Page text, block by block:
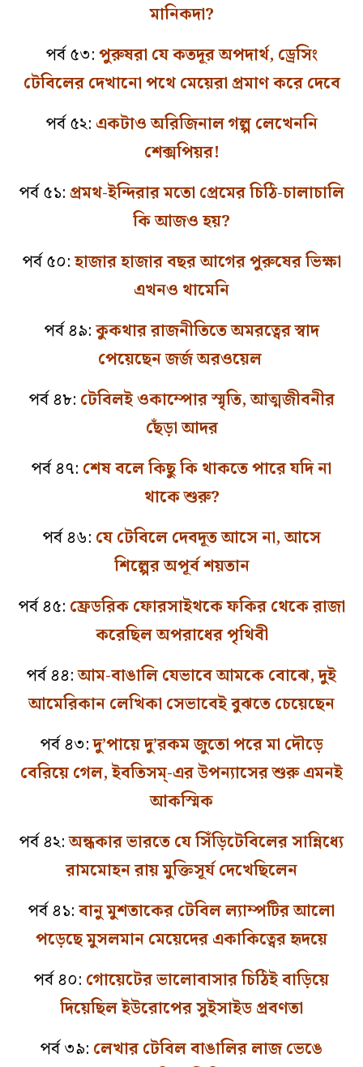
মানিকদা?
পর্ব ৫৩:পুরুষরা যে কতদূর অপদার্থ, ড্রেসিং
টেবিলের দেখানো পথে মেয়েরা প্রমাণ করে দেবে
পর্ব ৫২: একটাও অরিজিনাল গল্প লেখেননি
শেক্সপিয়র!
পর্ব ৫১: প্রমথ-ইন্দিরার মতো প্রেমের চিঠি-চালাচালি
কি আজও হয়?
পর্ব ৫০:হাজার হাজার বছর আগের পুরুষের ভিক্ষা
এখনও থামেনি
পর্ব ৪৯:কুকথার রাজনীতিতে অমরত্বের স্বাদ
পেয়েছেন জর্জ অরওয়েল
পর্ব ৪৮: টেবিলই ওকাম্পোর স্মৃতি, আত্মজীবনীর
ছেঁড়া আদর
পর্ব ৪৭: শেষ বলে কিছু কি থাকতে পারে যদি না
থাকে শুরু?
পর্ব ৪৬: যে টেবিলে দেবদূত আসে না, আসে
শিল্পের অপূর্ব শয়তান
পর্ব ৪৫: ফ্রেডরিক ফোরসাইথকে ফকির থেকে রাজা
করেছিল অপরাধের পৃথিবী
পর্ব ৪৪:আম-বাঙালি যেভাবে আমকে বোঝে, দুই
আমেরিকান লেখিকা সেভাবেই বুঝতে চেয়েছেন
পর্ব ৪৩:দু’পায়ে দু’রকম জুতো পরে মা দৌড়ে
বেরিয়ে গেল, ইবতিসম্‌-এর উপন্যাসের শুরু এমনই
আকস্মিক
পর্ব ৪২:অন্ধকার ভারতে যে সিঁড়িটেবিলের সান্নিধ্যে
রামমোহন রায় মুক্তিসূর্য দেখেছিলেন
পর্ব ৪১:বানু মুশতাকের টেবিল ল্যাম্পটির আলো
পড়েছে মুসলমান মেয়েদের একাকিত্বের হৃদয়ে
পর্ব ৪০: গোয়েটের ভালোবাসার চিঠিই বাড়িয়ে
দিয়েছিল ইউরোপের সুইসাইড প্রবণতা
পর্ব ৩৯: লেখার টেবিল বাঙালির লাজ ভেঙে